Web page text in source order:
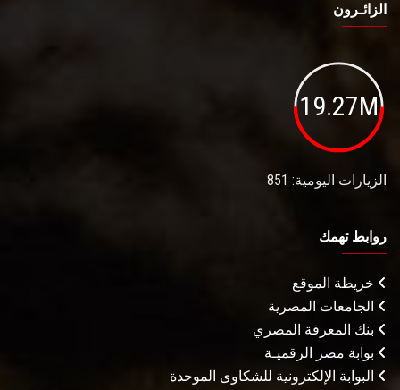
الزائـرون
19.27M
الزيارات اليومية: 851
روابط تهمك
خريطة الموقع
الجامعات المصرية
بنك المعرفة المصري
بوابة مصر الرقميـة
البوابة الإلكترونية للشكاوى الموحدة